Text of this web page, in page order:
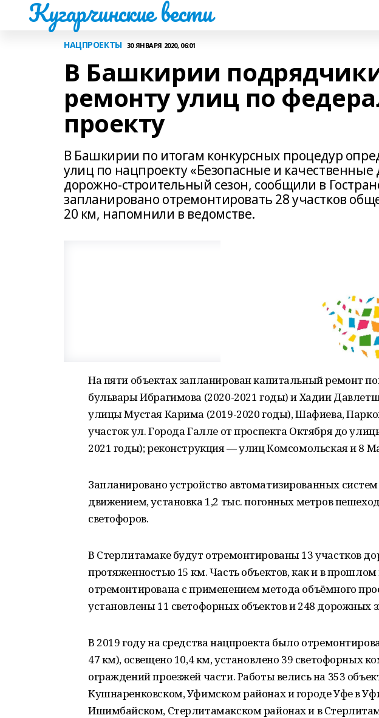
Кугарчинские вести
НАЦПРОЕКТЫ 30 ЯНВАРЯ 2020, 06:01
В Башкирии
ремонту улиц по
проекту
В Башкирии по итогам конкурсных процедур
улиц по нацпроекту «Безопасные и
дорожно-строительный сезон, сообщили в
запланировано отремонтировать 28 участков
20 км, напомнили в ведомстве.
На пяти объектах запланирован капитальный ремонт
бульвары Ибрагимова (2020-2021 годы) и Хадии
улицы Мустая Карима (2019-2020 годы), Шафиева,
участок ул. Города Галле от проспекта Октября до
2021 годы); реконструкция — улиц Комсомольская и 8
Запланировано устройство автоматизированных
движением, установка 1,2 тыс. погонных метров
светофоров.
В Стерлитамаке будут отремонтированы 13 участков
протяженностью 15 км. Часть объектов, как и в прошлом
отремонтирована с применением метода объёмного
установлены 11 светофорных объектов и 248 дорожных
В 2019 году на средства нацпроекта было
47 км), освещено 10,4 км, установлено 39 светофорных
ограждений проезжей части. Работы велись на 353
Кушнаренковском, Уфимском районах и городе Уфе в
Ишимбайском, Стерлитамакском районах и в